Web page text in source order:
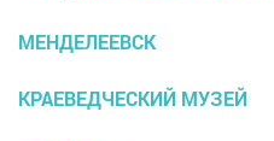
МЕНДЕЛЕЕВСК
КРАЕВЕДЧЕСКИЙ МУЗЕЙ